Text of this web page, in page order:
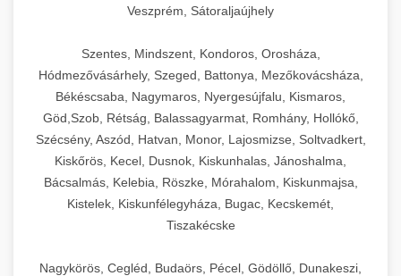
Veszprém, Sátoraljaújhely
Szentes, Mindszent, Kondoros, Orosháza,
Hódmezővásárhely, Szeged, Battonya, Mezőkovácsháza,
Békéscsaba, Nagymaros, Nyergesújfalu, Kismaros,
Göd,Szob, Rétság, Balassagyarmat, Romhány, Hollókő,
Szécsény, Aszód, Hatvan, Monor, Lajosmizse, Soltvadkert,
Kiskőrös, Kecel, Dusnok, Kiskunhalas, Jánoshalma,
Bácsalmás, Kelebia, Röszke, Mórahalom, Kiskunmajsa,
Kistelek, Kiskunfélegyháza, Bugac, Kecskemét,
Tiszakécske
Nagykörös, Cegléd, Budaörs, Pécel, Gödöllő, Dunakeszi,